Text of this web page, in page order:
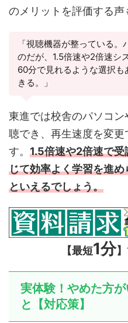
のメリットを評価する声
「視聴機器が整っている
のだが、1.5倍速や2倍速シ
60分で見れるような選択
きる。」
東進では校舎のパソコ
聴でき、再生速度を変
す。 1.5倍速や2倍速で
じて効率よく学習を進
といえるでしょう。
【最短1分
実体験！やめた方
と【対応策】